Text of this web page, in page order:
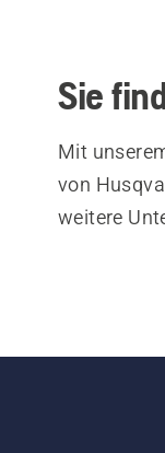
Sie
Mit
von
weitere